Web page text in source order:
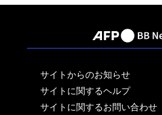
サイトからのお知らせ
サイトに関するヘルプ
サイトに関するお問い合わせ